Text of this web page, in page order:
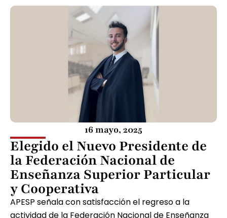
16 mayo, 2025
Elegido el Nuevo Presidente de
la Federación Nacional de
Enseñanza Superior Particular
y Cooperativa
APESP señala con satisfacción el regreso a la
actividad de la Federación Nacional de Enseñanza